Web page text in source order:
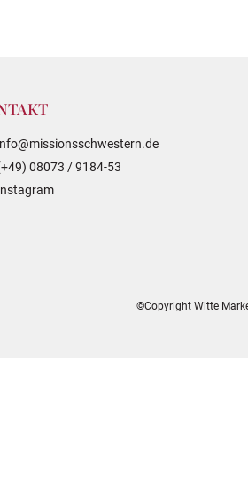
08073 / 9184-53
©Copyright Witte